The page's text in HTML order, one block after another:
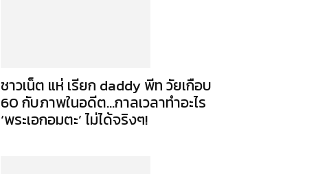
ชาวเน็ต แห่ เรียก daddy พีท วัยเกือบ
60 กับภาพในอดีต…กาลเวลาทำอะไร
‘พระเอกอมตะ’ ไม่ได้จริงๆ!